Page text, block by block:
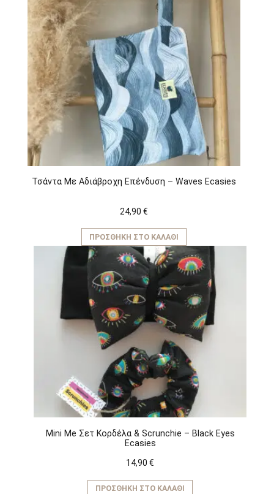
έχει
πολλαπλές
παραλλαγές.
Οι
επιλογές
μπορούν
να
επιλεγούν
στη
σελίδα
του
προϊόντος
Τσάντα Με Αδιάβροχη Επένδυση – Waves Ecasies
24,90 €
ΠΡΟΣΘΉΚΗ ΣΤΟ ΚΑΛΆΘΙ
Mini Me Σετ Κορδέλα & Scrunchie – Black Eyes
Ecasies
14,90 €
ΠΡΟΣΘΉΚΗ ΣΤΟ ΚΑΛΆΘΙ